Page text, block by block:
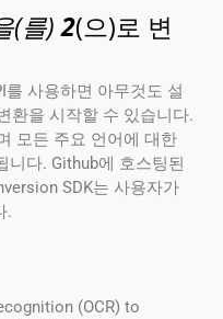
(를)2(으)로 변
사용하면 아무것도 설
환을 시작할 수 있습니다.
모든 주요 언어에 대한
니다. Github에 호스팅된
SDK는 사용자가
.
(OCR) to